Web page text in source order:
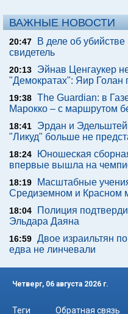
ВАЖНЫЕ НОВОСТИ
20:47
В деле об
свидетель
20:13
Эйнав Ценгаукер
"Демократах": Яир Голан
19:38 The Guardian: в
Марокко – с маршрутом
18:41
Эрдан и
"Ликуд" больше не
18:24
Юношеская
впервые вышла на
18:19
Масштабные
Средиземном и Красном
18:04
Полиция
Эльдара Даяна
16:59 Двое израильтян
едва не линчевали
Четверг, 06 августа 2026 г.
Теги Обратная связь